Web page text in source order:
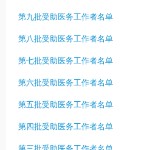
第九批受助医务工作者名单
第八批受助医务工作者名单
第七批受助医务工作者名单
第六批受助医务工作者名单
第五批受助医务工作者名单
第四批受助医务工作者名单